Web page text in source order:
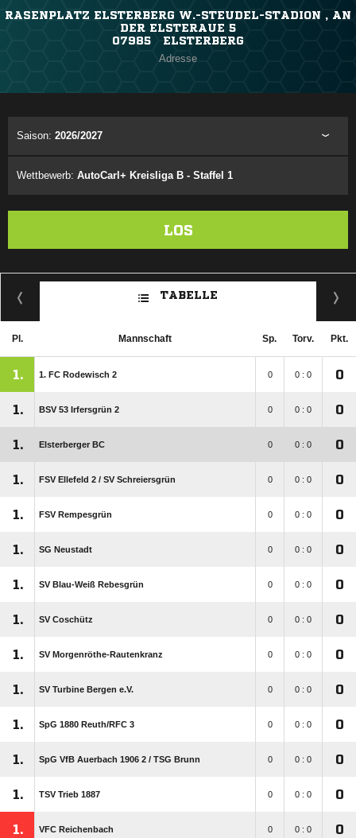
RASENPLATZ ELSTERBERG W.-STEUDEL-STADION , AN
DER ELSTERAUE 5
07985 ELSTERBERG
Adresse
Saison: 2026/2027
Wettbewerb: AutoCarl+ Kreisliga B - Staffel 1
LOS
TABELLE
Pl. Mannschaft Sp. Torv. Pkt.
1. 1. FC Rodewisch 2 0 0 : 0 0
1. BSV 53 Irfersgrün 2 0 0 : 0 0
1. Elsterberger BC 0 0 : 0 0
1. FSV Ellefeld 2 /​ SV Schreiersgrün 0 0 : 0 0
1. FSV Rempesgrün 0 0 : 0 0
1. SG Neustadt 0 0 : 0 0
1. SV Blau-Weiß Rebesgrün 0 0 : 0 0
1. SV Coschütz 0 0 : 0 0
1. SV Morgenröthe-Rautenkranz 0 0 : 0 0
1. SV Turbine Bergen e.V. 0 0 : 0 0
1. SpG 1880 Reuth/​RFC 3 0 0 : 0 0
1. SpG VfB Auerbach 1906 2 /​ TSG Brunn 0 0 : 0 0
1. TSV Trieb 1887 0 0 : 0 0
1. VFC Reichenbach 0 0 : 0 0